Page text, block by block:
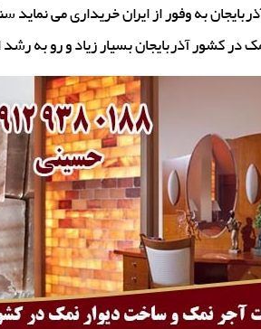
به وفور از ایران خریداری می
در کشور آذربایجان بسیار زیاد و رو به